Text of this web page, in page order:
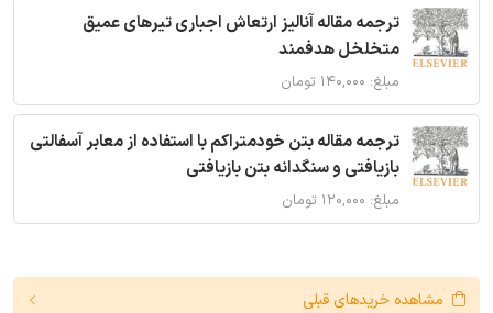
ترجمه مقاله آنالیز ارتعاش اجباری تیرهای عمیق
متخلخل هدفمند
مبلغ: ۱۴۰,۰۰۰ تومان
ترجمه مقاله بتن خودمتراکم با استفاده از معابر آسفالتی
بازیافتی و سنگدانه بتن بازیافتی
مبلغ: ۱۲۰,۰۰۰ تومان
مشاهده خریدهای قبلی